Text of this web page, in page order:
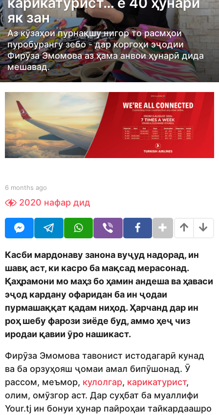
t
h
s
a
g
o
6
t
h
g
o
як зан
Аз кӯзаҳои пурнақшу нигор то расмҳои
пуробурангу зебо - дар коргоҳи эҷодии
Фирӯза Эмомова аз ҳама анвои ҳунарӣ дида
мешавад.
b
S
h
d
o
6 months ago
o
t
h
a
g
o
2020 нафар дид
Касби мардонаву занона вуҷуд надорад, ин
шавқ аст, ки касро ба мақсад мерасонад.
Қаҳрамони мо маҳз бо ҳамин андеша ва ҳаваси
эҷод кардану офаридан ба ин ҷодаи
пурмашаққат қадам ниҳод. Ҳарчанд дар ин
роҳ шебу фарози зиёде буд, аммо ҳеҷ чиз
иродаи қавии ӯро нашикаст.
Фирӯза Эмомова тавонист истодагарӣ кунад
ва ба орзуҳояш ҷомаи амал бипӯшонад. Ӯ
рассом, меъмор, кулолгар, карикатурист,
олим, омӯзгор аст. Дар суҳбат ба муаллифи
Your.tj ин бонуи ҳунар пайроҳаи тайкардаашро